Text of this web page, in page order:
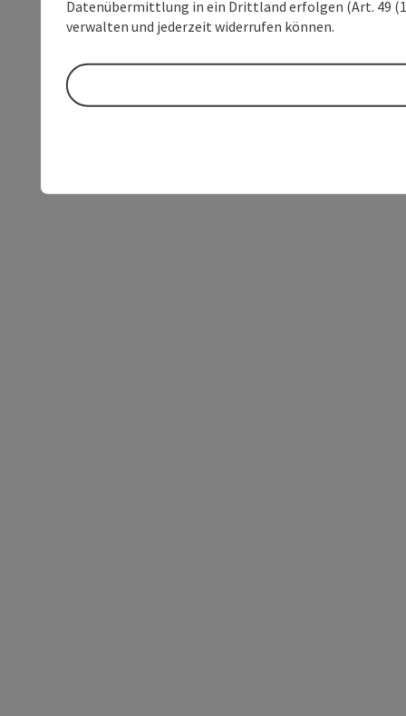
Datenübermittlung in ein Drittland erfolgen (Art. 49
verwalten und jederzeit widerrufen können.